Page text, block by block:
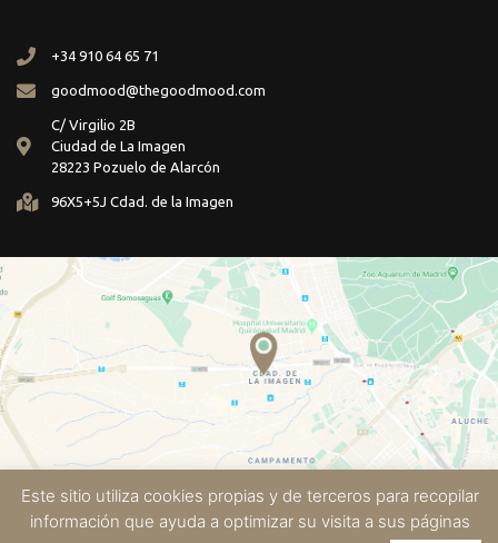
+34 910 64 65 71
goodmood@thegoodmood.com
C/ Virgilio 2B
Ciudad de La Imagen
28223 Pozuelo de Alarcón
96X5+5J Cdad. de la Imagen
Aviso Legal Sobre las Cookies Política de Privacidad
Este sitio utiliza cookies propias y de terceros para recopilar
información que ayuda a optimizar su visita a sus páginas